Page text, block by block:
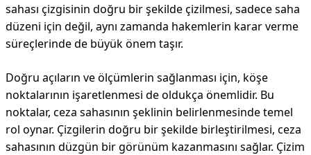
sahası çizgisinin doğru bir şekilde çizilmesi, sadece saha
düzeni için değil, aynı zamanda hakemlerin karar verme
süreçlerinde de büyük önem taşır.
Doğru açıların ve ölçümlerin sağlanması için, köşe
noktalarının işaretlenmesi de oldukça önemlidir. Bu
noktalar, ceza sahasının şeklinin belirlenmesinde temel
rol oynar. Çizgilerin doğru bir şekilde birleştirilmesi, ceza
sahasının düzgün bir görünüm kazanmasını sağlar. Çizim